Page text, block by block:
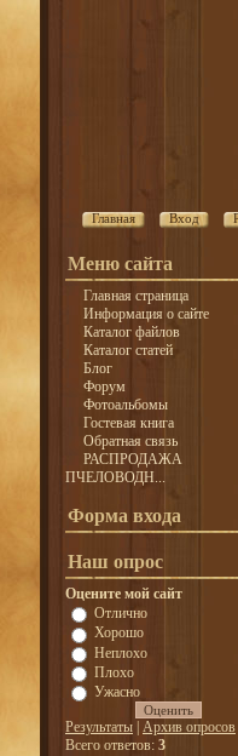
Главная Вход
Меню сайта
Главная страница
Информация о сайте
Каталог файлов
Каталог статей
Блог
Форум
Фотоальбомы
Гостевая книга
Обратная связь
РАСПРОДАЖА
ПЧЕЛОВОДН...
Форма входа
Наш опрос
Оцените мой сайт
Отлично
Хорошо
Неплохо
Плохо
Ужасно
Результаты Архив опросов
Всего ответов: 3